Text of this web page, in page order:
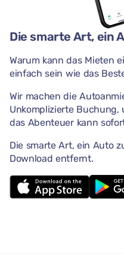
Die smarte Art, ein
Warum kann das Mieten
einfach sein wie das
Wir machen die
Unkomplizierte
das Abenteuer kann
Die smarte Art, ein Auto
Download entfernt.